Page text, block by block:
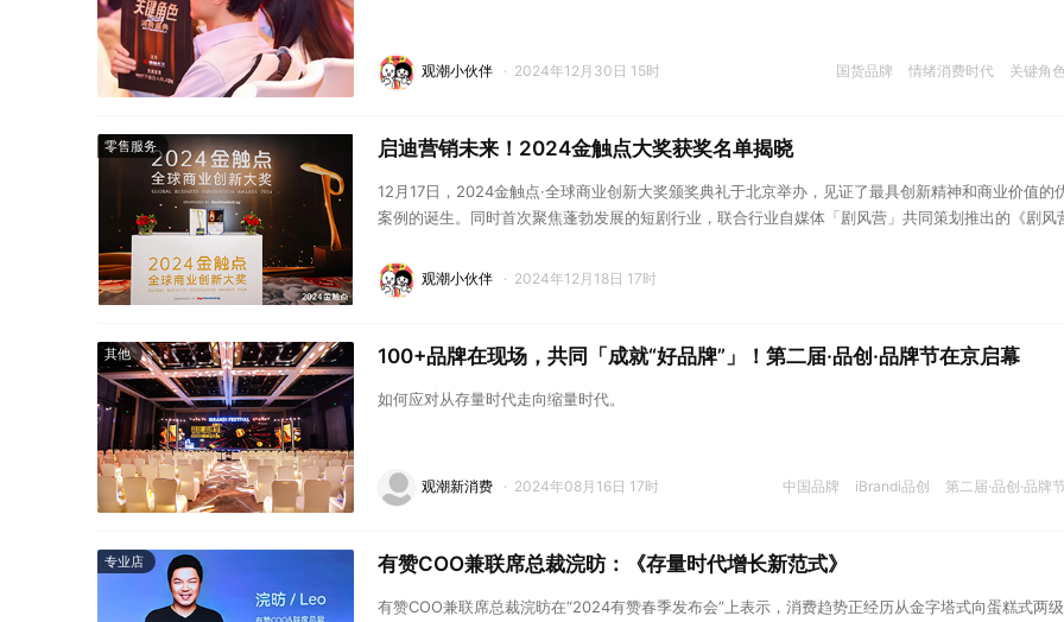
国货品牌 情绪消费时代 关键角
观潮小伙伴 · 2024年12月30日 15时
零售服务 启迪营销未来！2024金触点大奖获奖名单揭晓
12月17日，2024金触点·全球商业创新大奖颁奖典礼于北京举办，见证了最具创新精神和商业价值的
案例的诞生。同时首次聚焦蓬勃发展的短剧行业，联合行业自媒体「剧风营」共同策划推出的《剧风
观潮小伙伴 · 2024年12月18日 17时
其他 100+品牌在现场，共同「成就“好品牌”」！第二届·品创·品牌节在京启幕
如何应对从存量时代走向缩量时代。
中国品牌 iBrandi品创 第二届·品创·品牌节
观潮新消费 · 2024年08月16日 17时
专业店 有赞COO兼联席总裁浣昉：《存量时代增长新范式》
有赞COO兼联席总裁浣昉在“2024有赞春季发布会”上表示，消费趋势正经历从金字塔式向蛋糕式两